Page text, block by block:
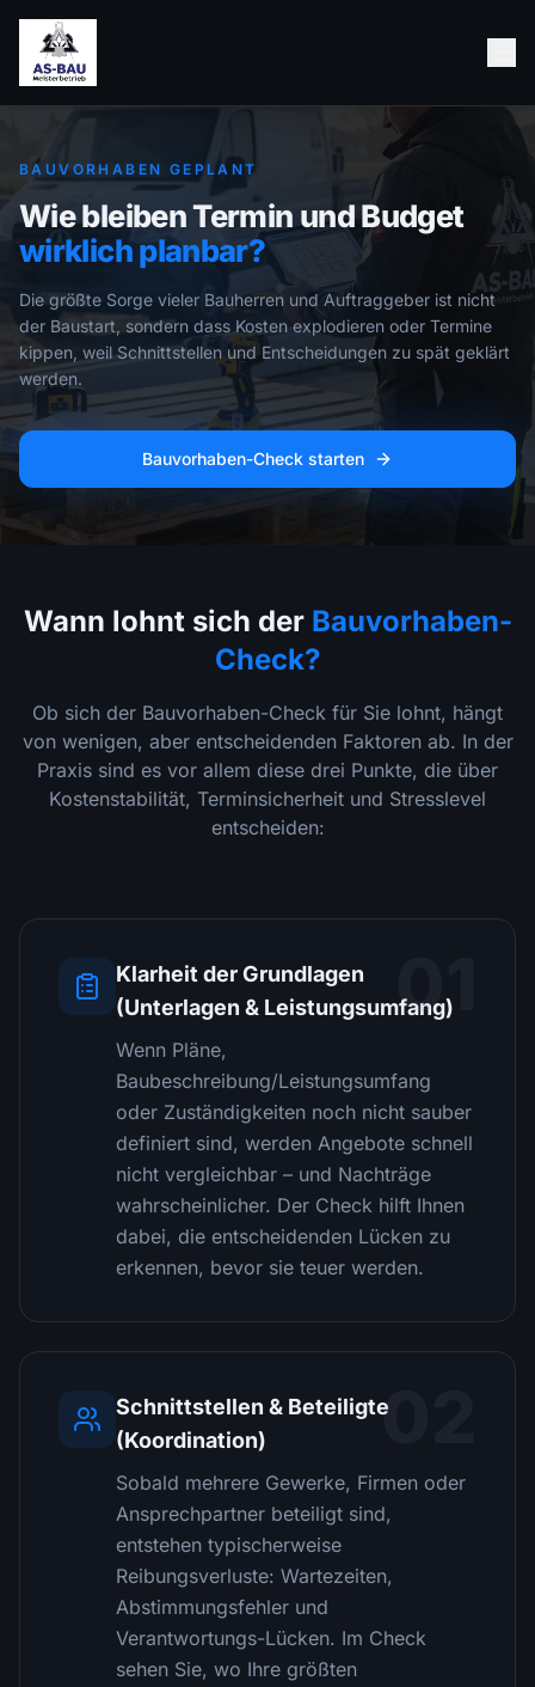
BAUVORHABEN GEPLANT
Wie bleiben Termin undBudget
wirklich planbar?
Die größte Sorge vieler Bauherren und Auftraggeber ist nicht
der Baustart, sondern dass Kosten explodieren oder Termine
kippen, weil Schnittstellen und Entscheidungen zu spät geklärt
werden.
Bauvorhaben-Check starten
Wann lohnt sich der Bauvorhaben-
Check?
Ob sich der Bauvorhaben-Check für Sie lohnt, hängt
von wenigen, aber entscheidenden Faktoren ab. In der
Praxis sind es vor allem diese drei Punkte, die über
Kostenstabilität, Terminsicherheit und Stresslevel
entscheiden:
01
Klarheit der Grundlagen
(Unterlagen & Leistungsumfang)
Wenn Pläne,
Baubeschreibung/Leistungsumfang
oder Zuständigkeiten noch nicht sauber
definiert sind, werden Angebote schnell
nicht vergleichbar – und Nachträge
wahrscheinlicher. Der Check hilft Ihnen
dabei, die entscheidenden Lücken zu
erkennen, bevor sie teuer werden.
02
Schnittstellen & Beteiligte
(Koordination)
Sobald mehrere Gewerke, Firmen oder
Ansprechpartner beteiligt sind,
entstehen typischerweise
Reibungsverluste: Wartezeiten,
Abstimmungsfehler und
Verantwortungs-Lücken. Im Check
sehen Sie, wo Ihre größten